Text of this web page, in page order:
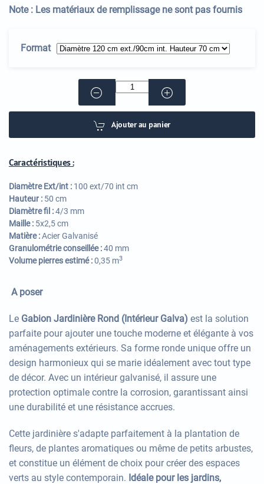
Note : Les matériaux de remplissage ne sont pas fournis
Format
Ajouter au panier
Caractéristiques :
Diamètre Ext/int : 100 ext/70 int cm
Hauteur : 50 cm
Diamètre fil :4/3 mm
Maille : 5x2,5 cm
Matière :Acier Galvanisé
Granulométrie conseillée :40 mm
Volume pierres estimé :0,35 m3
A poser
Le Gabion Jardinière Rond (Intérieur Galva) est la solution
parfaite pour ajouter une touche moderne et élégante à vos
aménagements extérieurs. Sa forme ronde unique offre un
design harmonieux qui se marie idéalement avec tout type
de décor. Avec un intérieur galvanisé, il assure une
protection optimale contre la corrosion, garantissant ainsi
une durabilité et une résistance accrues.
Cette jardinière s'adapte parfaitement à la plantation de
fleurs, de plantes aromatiques ou même de petits arbustes,
et constitue un élément de choix pour créer des espaces
verts au style contemporain. Idéale pour les jardins,